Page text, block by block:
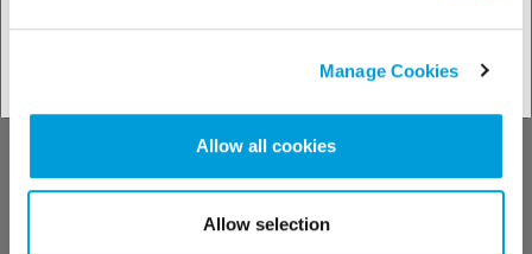
Manage Cookies
Allow all cookies
Allow selection
B – Конденсаторная группа R-455A с
низкотемпературных холодильных камер